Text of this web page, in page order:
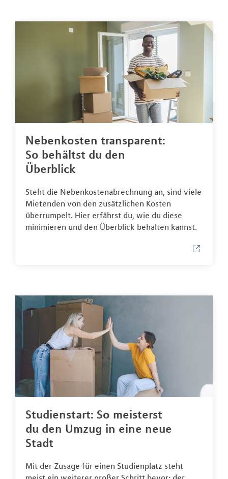
Nebenkosten transparent:
So behältst du den
Überblick
Steht die Nebenkostenabrechnung an, sind viele
Mietenden von den zusätzlichen Kosten
überrumpelt. Hier erfährst du, wie du diese
minimieren und den Überblick behalten kannst.
Studienstart: So meisterst
du den Umzug in eine neue
Stadt
Mit der Zusage für einen Studienplatz steht